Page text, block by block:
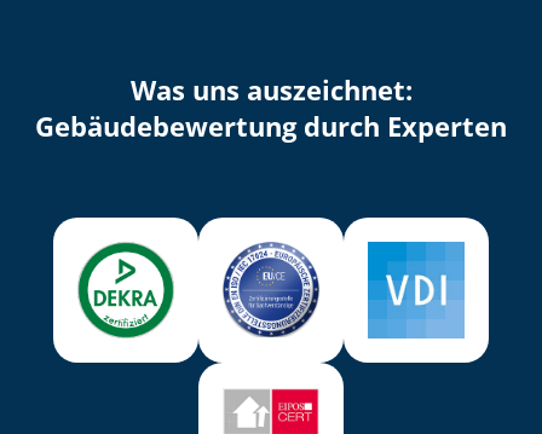
Was uns auszeichnet:
Ge­bäu­de­be­wer­tung durch Experten